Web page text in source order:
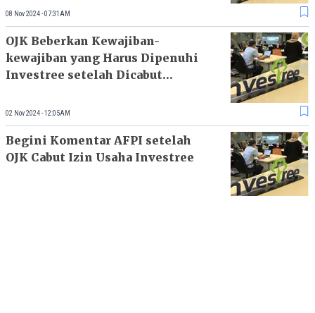
08 Nov 2024 - 07:31AM
OJK Beberkan Kewajiban-
kewajiban yang Harus Dipenuhi
Investree setelah Dicabut
02 Nov 2024 - 12:05AM
Begini Komentar AFPI setelah
OJK Cabut Izin Usaha Investree